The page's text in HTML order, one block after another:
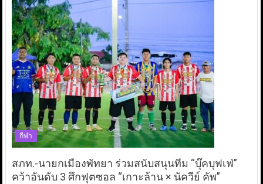
กีฬา
สภท.-นายกเมืองพัทยา ร่วมสนับสนุนทีม “บุ๊คบุฟเฟ่”
คว้าอันดับ 3 ศึกฟุตซอล “เกาะล้าน × นัควีย์ คัพ”